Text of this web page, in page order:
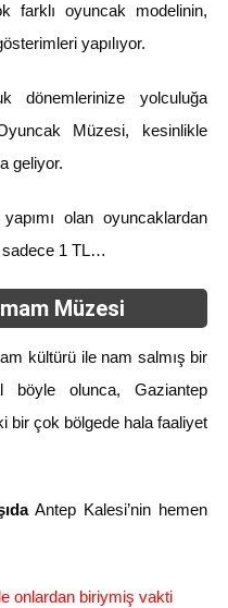
farklı oyuncak modelinin,
yapılıyor.
dönemlerinize yolculuğa
Müzesi, kesinlikle
geliyor.
olan oyuncaklardan
sadece 1 TL…
Müzesi
kültürü ile nam salmış bir
olunca, Gaziantep
bir çok bölgede hala faaliyet
Antep Kalesi’nin hemen
onlardan biriymiş vakti